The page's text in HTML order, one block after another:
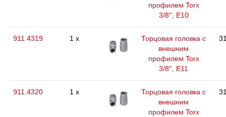
профилем Torx
3/8'', E10
911.4319 1 x
Торцовая головка с
внешним
профилем Torx
3/8'', E11
911.4320 1 x
Торцовая головка с
внешним
профилем Torx